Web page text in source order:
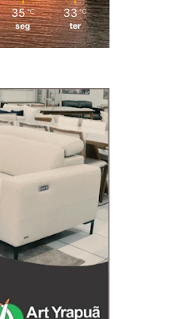
35 ℃
seg
33 ℃
ter